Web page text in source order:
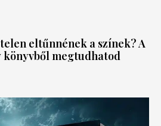
eltűnnének a színek? A
megtudhatod